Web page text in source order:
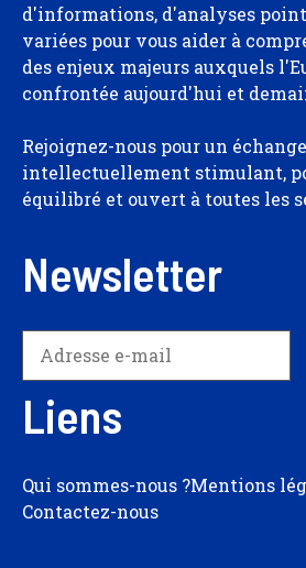
d'informations, d'analyses
variées pour vous aider à
des enjeux majeurs auxquels
confrontée aujourd'hui et
Rejoignez-nous pour un
intellectuellement stimulant,
équilibré et ouvert à toutes les
Newsletter
Liens
Qui sommes-nous ?Mentions
Contactez-nous